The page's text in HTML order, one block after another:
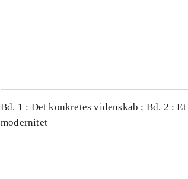
Bd. 1 : Det konkretes videnskab ; Bd. 2 :
modernitet